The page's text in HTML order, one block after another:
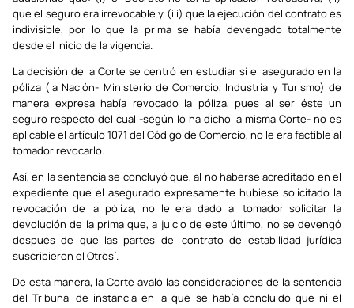
que el seguro era irrevocable y (iii) que la ejecución del contrato es
indivisible, por lo que la prima se había devengado totalmente
desde el inicio de la vigencia.
La decisión de la Corte se centró en estudiar si el asegurado en la
póliza (la Nación- Ministerio de Comercio, Industria y Turismo) de
manera expresa había revocado la póliza, pues al ser éste un
seguro respecto del cual -según lo ha dicho la misma Corte- no es
aplicable el artículo 1071 del Código de Comercio, no le era factible al
tomador revocarlo.
Así, en la sentencia se concluyó que, al no haberse acreditado en el
expediente que el asegurado expresamente hubiese solicitado la
revocación de la póliza, no le era dado al tomador solicitar la
devolución de la prima que, a juicio de este último, no se devengó
después de que las partes del contrato de estabilidad jurídica
suscribieron el Otrosí.
De esta manera, la Corte avaló las consideraciones de la sentencia
del Tribunal de instancia en la que se había concluido que ni el